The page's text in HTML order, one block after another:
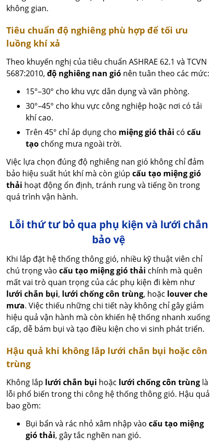
không gian.
Tiêu chuẩn độ nghiêng phù hợp để tối ưu
luồng khí xả
Theo khuyến nghị của tiêu chuẩn ASHRAE 62.1 và TCVN
5687:2010,độ nghiêng nan gió nên tuân theo các mức:
15°–30° cho khu vực dân dụng và văn phòng.
30°–45° cho khu vực công nghiệp hoặc nơi có tải
khí cao.
Trên 45° chỉ áp dụng cho miệng gió thải cócấu
tạo chống mưa ngoài trời.
Việc lựa chọn đúng độ nghiêng nan gió không chỉ đảm
bảo hiệu suất hút khí mà còn giúpcấu tạo miệng gió
thải hoạt động ổn định, tránh rung và tiếng ồn trong
quá trình vận hành.
Lỗi thứ tư bỏ qua phụ kiện và lưới chắn
bảo vệ
Khi lắp đặt hệ thống thông gió, nhiều kỹ thuật viên chỉ
chú trọng vàocấu tạo miệng gió thải chính mà quên
mất vai trò quan trọng của các phụ kiện đi kèm như
lưới chắn bụi, lưới chống côn trùng, hoặc louver che
mưa. Việc thiếu những chi tiết này không chỉ gây giảm
hiệu quả vận hành mà còn khiến hệ thống nhanh xuống
cấp, dễ bám bụi và tạo điều kiện cho vi sinh phát triển.
Hậu quả khi không lắp lưới chắn bụi hoặc côn
trùng
Không lắp lưới chắn bụi hoặc lưới chống côn trùng là
lỗi phổ biến trong thi công hệ thống thông gió. Hậu quả
bao gồm:
Bụi bẩn và rác nhỏ xâm nhập vàocấu tạo miệng
gió thải, gây tắc nghẽn nan gió.